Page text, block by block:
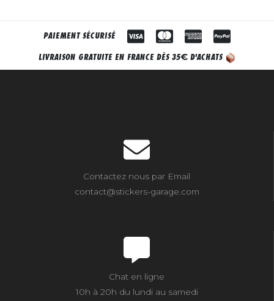
PAIEMENT SÉCURISÉ
LIVRAISON GRATUITE EN FRANCE DÈS 35€ D'ACHATS
Contactez nous par Email
contact@stickers-garage.com
Chat en ligne
10h à 20h du lundi au samedi